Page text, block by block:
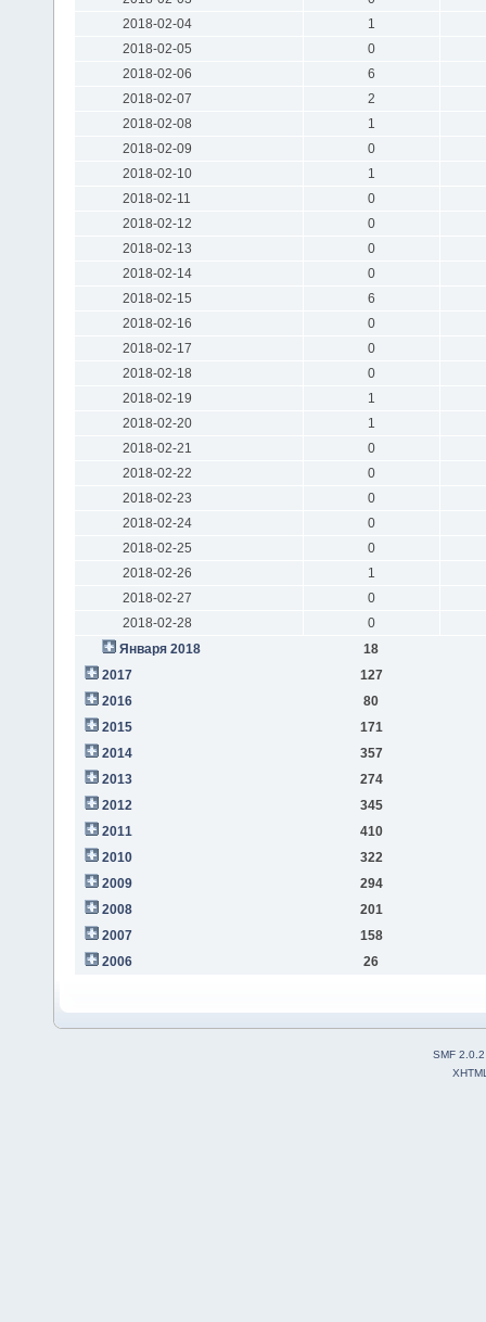
2018-02-04
1
2018-02-05
0
2018-02-06
6
2018-02-07
2
2018-02-08
1
2018-02-09
0
2018-02-10
1
2018-02-11
0
2018-02-12
0
2018-02-13
0
2018-02-14
0
2018-02-15
6
2018-02-16
0
2018-02-17
0
2018-02-18
0
2018-02-19
1
2018-02-20
1
2018-02-21
0
2018-02-22
0
2018-02-23
0
2018-02-24
0
2018-02-25
0
2018-02-26
1
2018-02-27
0
2018-02-28
0
Января 2018
18
2017
127
2016
80
2015
171
2014
357
2013
274
2012
345
2011
410
2010
322
2009
294
2008
201
2007
158
2006
26
SMF 2.0.2